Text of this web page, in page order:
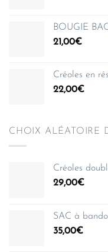
BOUGIE
21,00€
Créoles en
22,00€
CHOIX ALÉATOIRE
Créoles
29,00€
SAC à
35,00€